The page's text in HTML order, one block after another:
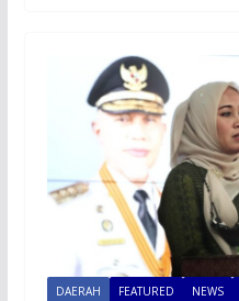
DAERAH FEATURED NEWS